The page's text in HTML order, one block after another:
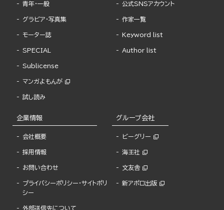
青年・一般
グラビア・写真集
モーター誌
SPECIAL
Sublicense
マンガよもんが
試し読み
公式SNSアカウント
作家一覧
Keyword list
Author list
企業情報
会社概要
採用情報
お問い合わせ
プライバシーポリシー・サイトポリ
シー
外部送信先について
グループ会社
ビーグリー
海王社
文友舎
新アポロ出版